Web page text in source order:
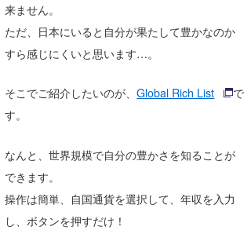
来ません。
ただ、日本にいると自分が果たして豊かなのか
すら感じにくいと思います…。
そこでご紹介したいのが、Global Rich List
で
す。
なんと、世界規模で自分の豊かさを知ることが
できます。
操作は簡単、自国通貨を選択して、年収を入力
し、ボタンを押すだけ！
DELTA FORCE SURF
CBA Films
進士剛光
田原啓江
喜納海人
Aichan
chan-U
KID
KOBU